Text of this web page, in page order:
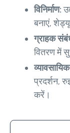
विनिर्माण:
बनाएं,
ग्राहक
वितरण में
प्रदर्शन,
करें।